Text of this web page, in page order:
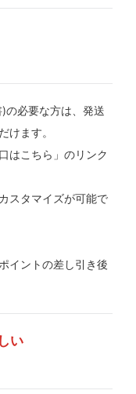
の必要な方は、発送
けます。
はこちら」のリンク
スタマイズが可能で
イントの差し引き後
い